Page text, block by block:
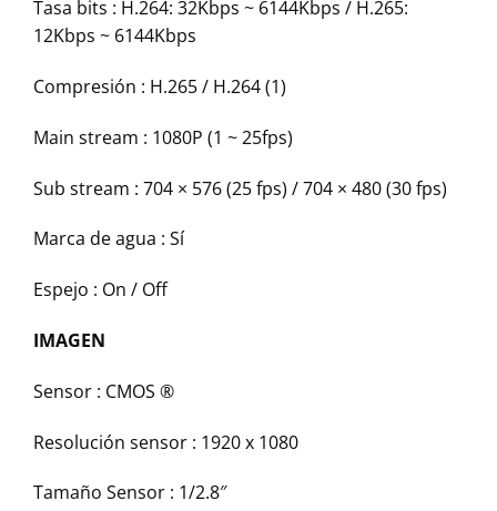
Tasa bits : H.264: 32Kbps ~ 6144Kbps / H.265:
12Kbps ~ 6144Kbps
Compresión : H.265 / H.264 (1)
Main stream : 1080P (1 ~ 25fps)
Sub stream : 704 × 576 (25 fps) / 704 × 480 (30 fps)
Marca de agua : Sí
Espejo : On / Off
IMAGEN
Sensor : CMOS ®
Resolución sensor : 1920 x 1080
Tamaño Sensor : 1/2.8″